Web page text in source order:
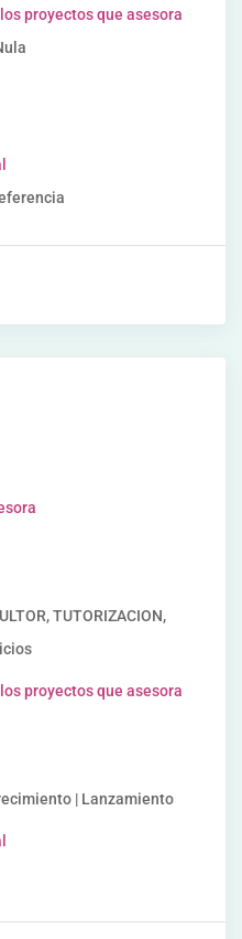
proyectos que asesora
TUTORIZACION,
proyectos que asesora
| Lanzamiento